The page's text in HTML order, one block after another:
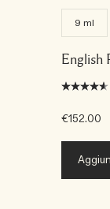
9 ml
English
€152.00